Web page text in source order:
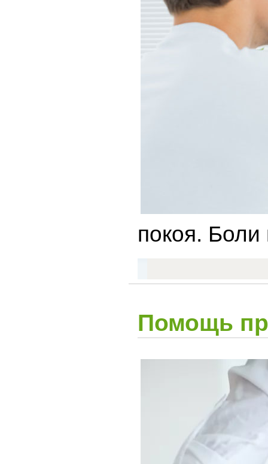
покоя.
Помощь